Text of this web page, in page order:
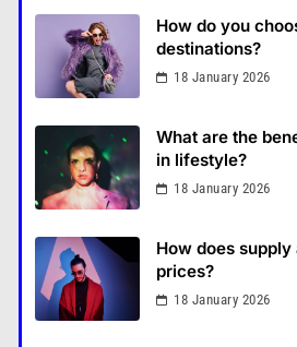
How do you
destinations?
18 January 2026
What are the
in lifestyle?
18 January 2026
How does
prices?
18 January 2026
Transforming Our
แคปชั่น เกษียณ
6 แคปชั่น เกษียณ
How does regular
Business
What are the benefits of